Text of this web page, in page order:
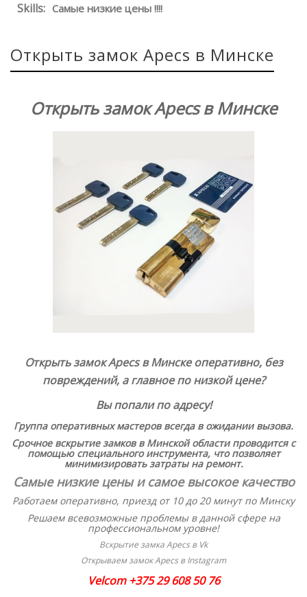
Skills: Самые низкие цены !!!!
Открыть замок Apecs в Минске
Открыть замок Apecs в Минске
Открыть замок Apecs в Минскеоперативно, без
повреждений, а главное по низкой цене?
Вы попали по адресу!
Группа оперативных мастеров всегда в ожидании вызова.
Срочное вскрытие замков в Минской области проводится с
помощью специального инструмента, что позволяет
минимизировать затраты на ремонт.
Самые низкие цены и самое высокое качество
Работаем оперативно, приезд от 10 до 20 минут по Минску
Решаем всевозможные проблемы в данной сфере на
профессиональном уровне!
Вскрытие замка Apecs в Vk
Открываем замок Apecs в Instagram
Velcom +375 29 608 50 76